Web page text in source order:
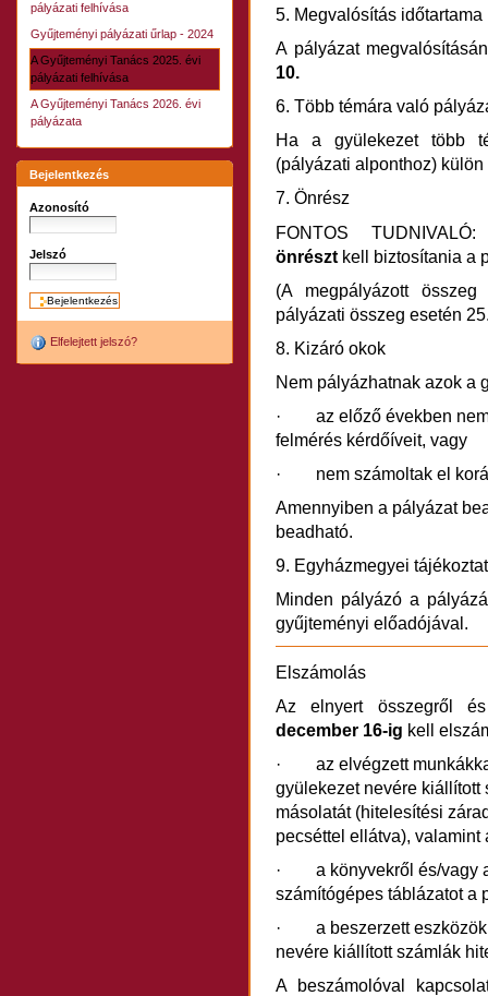
pályázati felhívása
Gyűjteményi pályázati űrlap - 2024
A Gyűjteményi Tanács 2025. évi
pályázati felhívása
A Gyűjteményi Tanács 2026. évi
pályázata
Bejelentkezés
Azonosító
Jelszó
Elfelejtett jelszó?
5. Megvalósítás időtartama
A pályázat
10.
6. Több témára való
Ha a gyülekezet több
(pályázati alponthoz)
7. Önrész
FONTOS
önrészt kell biztosítania a
(A megpályázott
pályázati összeg esetén
8. Kizáró okok
Nem pályázhatnak azok a
· az előző években nem
felmérés kérdőíveit, vagy
· nem számoltak el
Amennyiben a pályázat
beadható.
9. Egyházmegyei
Minden pályázó a
gyűjteményi előadójával.
Elszámolás
Az elnyert összegről
december 16-ig kell
· az elvégzett
gyülekezet nevére kiállított
másolatát (hitelesítési
pecséttel ellátva), valamint
· a könyvekről és/vagy
számítógépes táblázatot a
· a beszerzett
nevére kiállított számlák
A beszámolóval